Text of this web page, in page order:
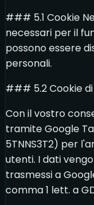
### 5.1 Cookie
necessari per il
possono essere
personali.
### 5.2 Cookie di
Con il vostro
tramite Google
5TNNS3T2) per
utenti. I dati
trasmessi a
comma 1 lett. a